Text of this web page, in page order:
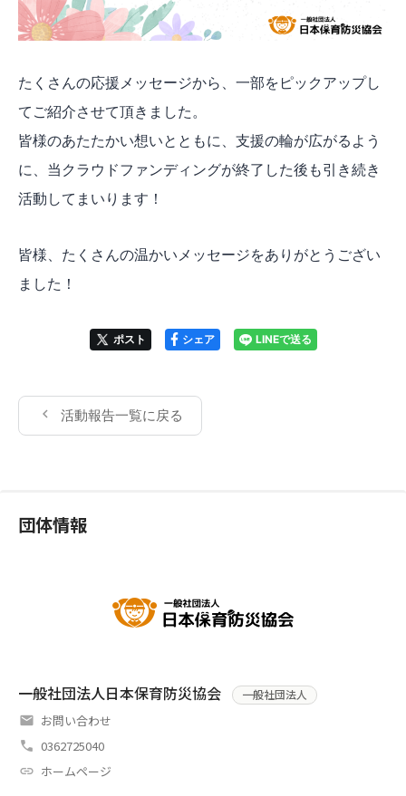
たくさんの応援メッセージから、一部をピックアップし
てご紹介させて頂きました。
皆様のあたたかい想いとともに、支援の輪が広がるよう
に、当クラウドファンディングが終了した後も引き続き
活動してまいります！
皆様、たくさんの温かいメッセージをありがとうござい
ました！
ポスト シェア LINEで送る
活動報告一覧に戻る
団体情報
一般社団法人日本保育防災協会 一般社団法人
お問い合わせ
0362725040
ホームページ